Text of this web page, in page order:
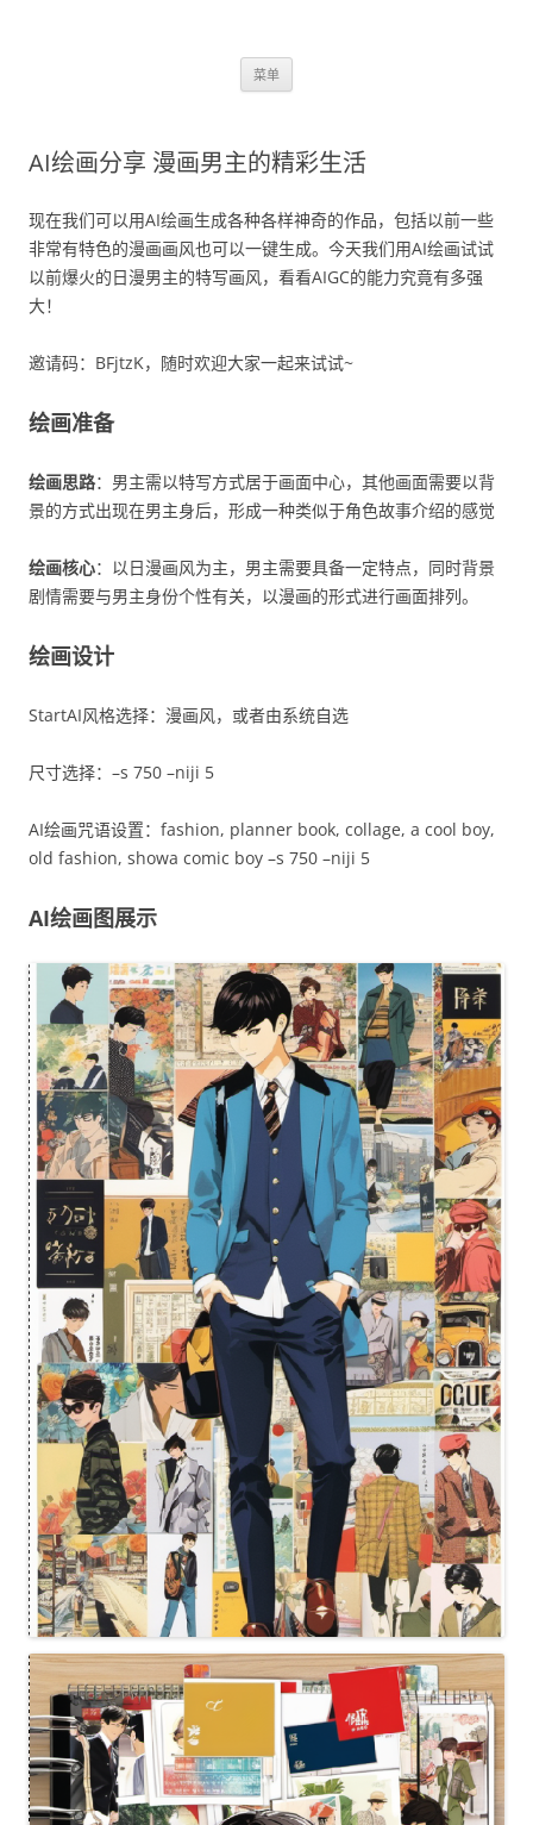
菜单
AI绘画分享 漫画男主的精彩生活
现在我们可以用AI绘画生成各种各样神奇的作品，包括以前一些
非常有特色的漫画画风也可以一键生成。今天我们用AI绘画试试
以前爆火的日漫男主的特写画风，看看AIGC的能力究竟有多强
大！
邀请码：BFjtzK，随时欢迎大家一起来试试~
绘画准备
绘画思路：男主需以特写方式居于画面中心，其他画面需要以背
景的方式出现在男主身后，形成一种类似于角色故事介绍的感觉
绘画核心：以日漫画风为主，男主需要具备一定特点，同时背景
剧情需要与男主身份个性有关，以漫画的形式进行画面排列。
绘画设计
StartAI风格选择：漫画风，或者由系统自选
尺寸选择：–s 750 –niji 5
AI绘画咒语设置：fashion, planner book, collage, a cool boy,
old fashion, showa comic boy –s 750 –niji 5
AI绘画图展示